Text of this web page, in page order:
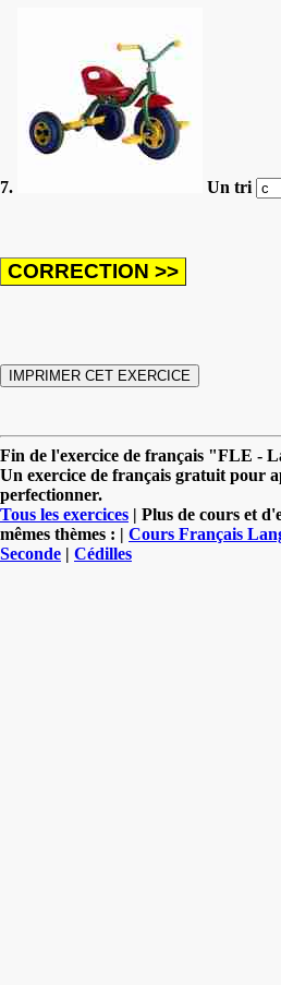
7. Un tri
Fin de l'exercice de français "FLE -
Un exercice de français gratuit pour
perfectionner.
Tous les exercices | Plus de cours et
mêmes thèmes : | Cours Français
Seconde | Cédilles